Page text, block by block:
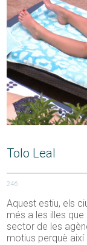
Tolo Leal
246
Aquest estiu, els
més a les illes
sector de les
motius perquè així